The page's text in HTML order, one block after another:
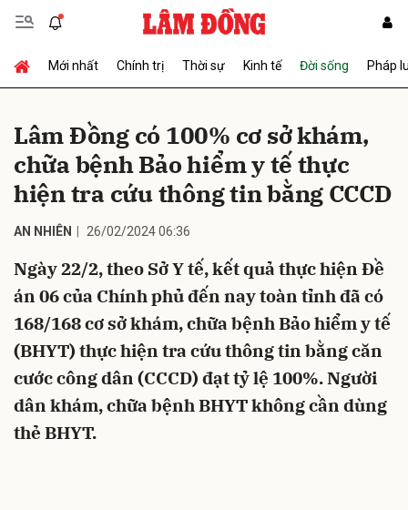
Mới nhất Chính trị Thời sự Kinh tế Đời sống Pháp
Lâm Đồng có 100% cơ sở khám,
chữa bệnh Bảo hiểm y tế thực
hiện tra cứu thông tin bằng CCCD
AN NHIÊN 26/02/2024 06:36
Ngày 22/2, theo Sở Y tế, kết quả thực hiện Đề
án 06 của Chính phủ đến nay toàn tỉnh đã có
168/168 cơ sở khám, chữa bệnh Bảo hiểm y tế
(BHYT) thực hiện tra cứu thông tin bằng căn
cước công dân (CCCD) đạt tỷ lệ 100%. Người
dân khám, chữa bệnh BHYT không cần dùng
thẻ BHYT.
Gửi bình luận
Hủy Gửi